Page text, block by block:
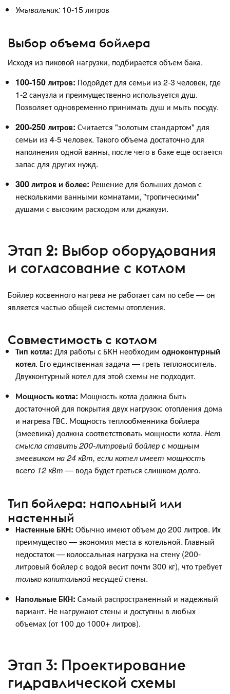
Умывальник: 10-15 литров
Выбор объема бойлера
Исходя из пиковой нагрузки, подбирается объем бака.
100-150 литров: Подойдет для семьи из 2-3 человек, где
1-2 санузла и преимущественно используется душ.
Позволяет одновременно принимать душ и мыть посуду.
200-250 литров: Считается "золотым стандартом" для
семьи из 4-5 человек. Такого объема достаточно для
наполнения одной ванны, после чего в баке еще остается
запас для других нужд.
300 литров и более: Решение для больших домов с
несколькими ванными комнатами, "тропическими"
душами с высоким расходом или джакузи.
Этап 2: Выбор оборудования
и согласование с котлом
Бойлер косвенного нагрева не работает сам по себе — он
является частью общей системы отопления.
Совместимость с котлом
Тип котла: Для работы с БКН необходим одноконтурный
котел. Его единственная задача — греть теплоноситель.
Двухконтурный котел для этой схемы не подходит.
Мощность котла: Мощность котла должна быть
достаточной для покрытия двух нагрузок: отопления дома
и нагрева ГВС. Мощность теплообменника бойлера
(змеевика) должна соответствовать мощности котла. Нет
смысла ставить 200-литровый бойлер с мощным
змеевиком на 24 кВт, если котел имеет мощность
всего 12 кВт — вода будет греться слишком долго.
Тип бойлера: напольный или
настенный
Настенные БКН: Обычно имеют объем до 200 литров. Их
преимущество — экономия места в котельной. Главный
недостаток — колоссальная нагрузка на стену (200-
литровый бойлер с водой весит почти 300 кг), что требует
только капитальной несущейстены.
Напольные БКН: Самый распространенный и надежный
вариант. Не нагружают стены и доступны в любых
объемах (от 100 до 1000+ литров).
Этап 3: Проектирование
гидравлической схемы